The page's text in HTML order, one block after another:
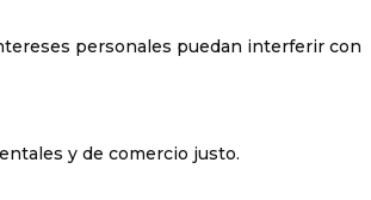
personales puedan interferir con
y de comercio justo.